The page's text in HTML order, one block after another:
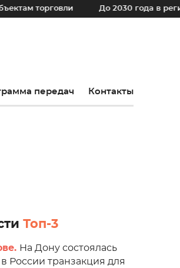
До 2030 года в регионе
передач Контакты
Топ-3
На Дону состоялась
России транзакция для